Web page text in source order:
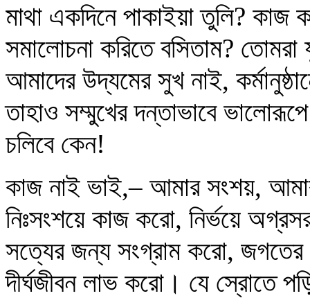
মাথা একদিনে পাকাইয়া তুলি? কাজ
সমালোচনা করিতে বসিতাম?
আমাদের উদ্যমের সুখ নাই,
তাহাও সম্মুখের দন্তাভাবে
চলিবে কেন!
কাজ নাই ভাই,– আমার সংশয়,
নিঃসংশয়ে কাজ করো, নির্ভয়ে
সত্যের জন্য সংগ্রাম করো, জগতের
দীর্ঘজীবন লাভ করো। যে স্রোতে